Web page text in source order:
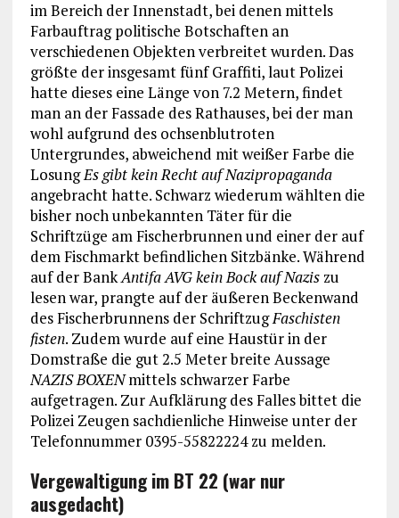
im Bereich der Innenstadt, bei denen mittels
Farbauftrag politische Botschaften an
verschiedenen Objekten verbreitet wurden. Das
größte der insgesamt fünf Graffiti, laut Polizei
hatte dieses eine Länge von 7.2 Metern, findet
man an der Fassade des Rathauses, bei der man
wohl aufgrund des ochsenblutroten
Untergrundes, abweichend mit weißer Farbe die
LosungEs gibt kein Recht auf Nazipropaganda
angebracht hatte. Schwarz wiederum wählten die
bisher noch unbekannten Täter für die
Schriftzüge am Fischerbrunnen und einer der auf
dem Fischmarkt befindlichen Sitzbänke. Während
auf der BankAntifa AVG kein Bock auf Naziszu
lesen war, prangte auf der äußeren Beckenwand
des Fischerbrunnens der SchriftzugFaschisten
fisten. Zudem wurde auf eine Haustür in der
Domstraße die gut 2.5 Meter breite Aussage
NAZIS BOXENmittels schwarzer Farbe
aufgetragen. Zur Aufklärung des Falles bittet die
Polizei Zeugen sachdienliche Hinweise unter der
Telefonnummer 0395-55822224 zu melden.
Vergewaltigung im BT 22 (war nur
ausgedacht)